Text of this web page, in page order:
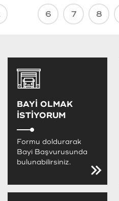
6 7 8
BAYİ OLMAK
İSTİYORUM
Formu doldurarak
Bayi Başvurusunda
bulunabilirsiniz.